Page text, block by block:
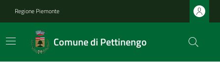
Regione Piemonte
Comune di Pettinengo